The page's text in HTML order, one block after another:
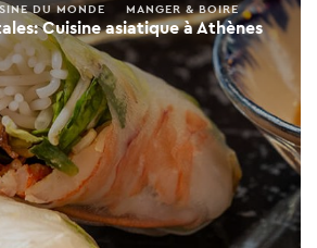
Cuisine asiatique à Athènes
DU MONDE MANGER & BOIRE